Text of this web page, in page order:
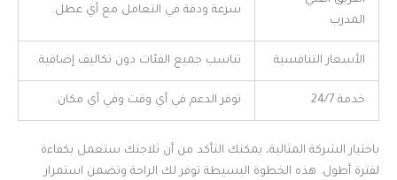
المدرب
سرعة ودقة في التعامل مع أي عطل.
الأسعار التنافسية تناسب جميع الفئات دون تكاليف إضافية.
خدمة 24/7 توفر الدعم في أي وقت وفي أي مكان.
باختيار الشركة المثالية، يمكنك التأكد من أن ثلاجتك ستعمل بكفاءة
لفترة أطول. هذه الخطوة البسيطة توفر لك الراحة وتضمن استمرار